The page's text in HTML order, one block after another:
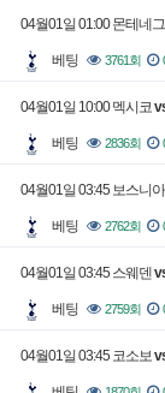
04월01일 01:00 몬테네
베팅 3761회
04월01일 10:00 멕시코
베팅 2836회
04월01일 03:45 보스니
베팅 2762회
04월01일 03:45 스웨덴
베팅 2759회
04월01일 03:45 코소보